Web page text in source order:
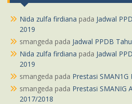
Nida zulfa firdiana pada Jadwal
2019
smangeda pada Jadwal PPDB
Nida zulfa firdiana pada Jadwal
2019
smangeda pada Prestasi SMAN1G
smangeda pada Prestasi SMANIG
2017/2018